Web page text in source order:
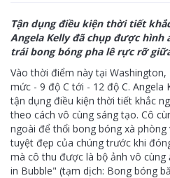
Tận dụng điều kiện thời tiết
Angela Kelly đã chụp được hình
trái bong bóng pha lê rực rỡ
Vào thời điểm này tại
mức - 9 độ C tới - 12 độ C. Angela
tận dụng điều kiện thời tiết khắc
theo cách vô cùng sáng tạo. Cô
ngoài để thổi bong bóng xà
tuyệt đẹp của chúng trước khi
mà cô thu được là bộ ảnh vô
in Bubble" (tạm dịch: Bong bóng